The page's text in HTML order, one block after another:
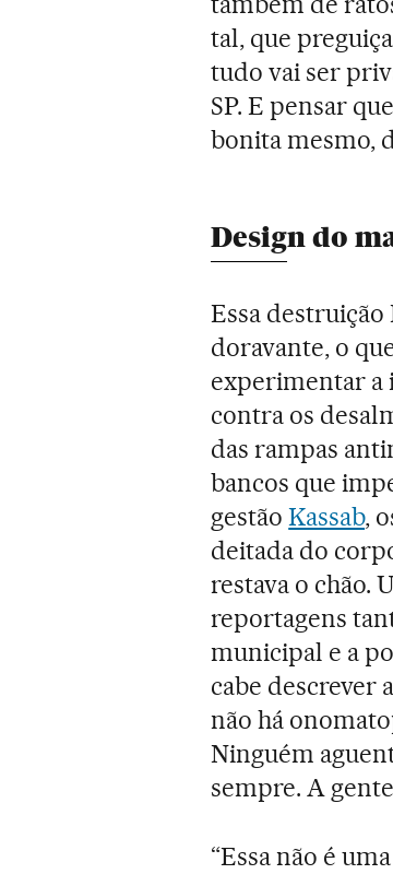
tal, que
tudo vai ser
SP. E pensar
bonita mesmo,
Design do
Essa
doravante, o
experimentar a
contra os
das rampas
bancos que
gestãoKassab,
deitada do
restava o chão.
reportagens
municipal e a
cabe descrever
não há
Ninguém
sempre. A
“Essa não é